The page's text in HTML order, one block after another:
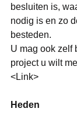
besluiten is,
nodig is en zo
besteden.
U mag ook zelf
project u wilt
<Link>
Heden